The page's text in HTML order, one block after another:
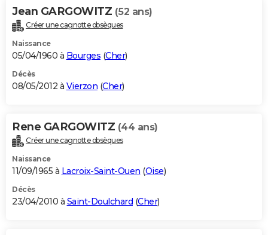
Jean GARGOWITZ (52 ans)
Créer une cagnotte obsèques
Naissance
05/04/1960 à Bourges (Cher)
Décès
08/05/2012 à Vierzon (Cher)
Rene GARGOWITZ (44 ans)
Créer une cagnotte obsèques
Naissance
11/09/1965 à Lacroix-Saint-Ouen (Oise)
Décès
23/04/2010 à Saint-Doulchard (Cher)